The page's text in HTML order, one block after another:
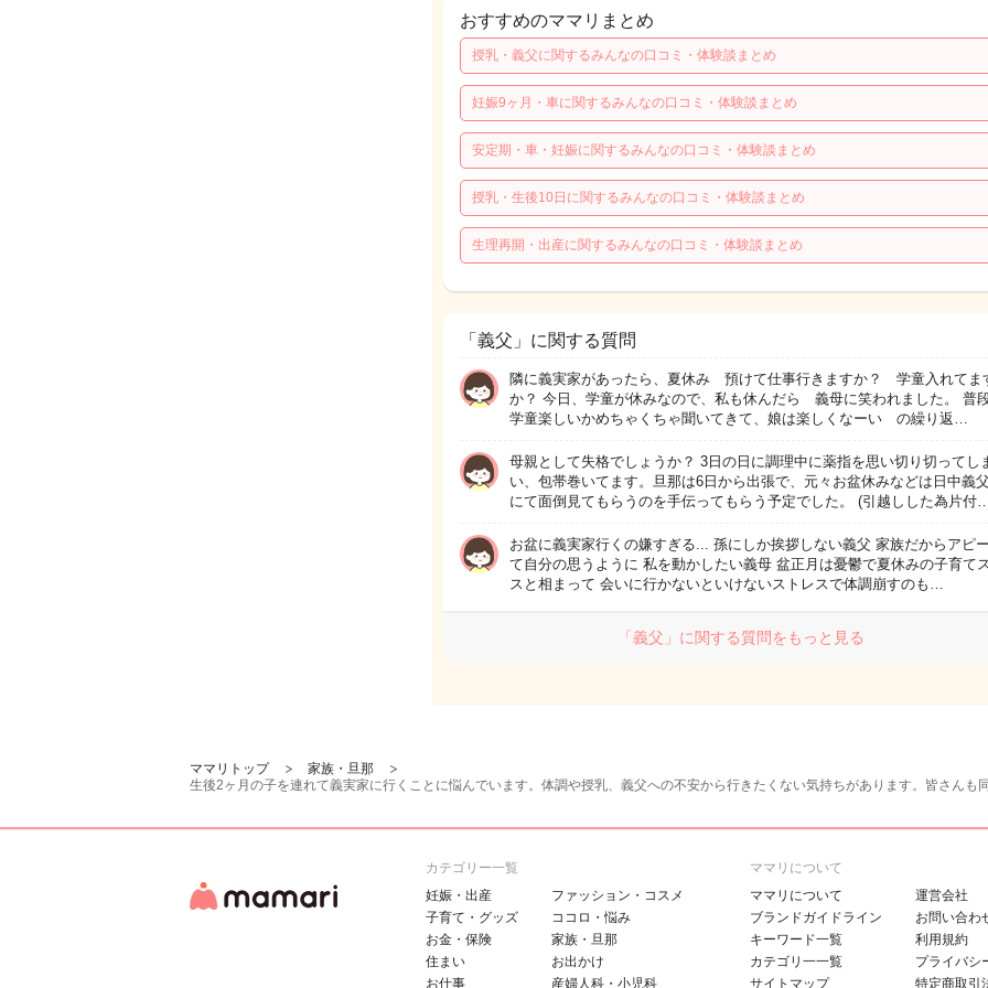
おすすめのママリまとめ
授乳・義父に関するみんなの口コミ・体験談まとめ
妊娠9ヶ月・車に関するみんなの口コミ・体験談まとめ
安定期・車・妊娠に関するみんなの口コミ・体験談まとめ
授乳・生後10日に関するみんなの口コミ・体験談まとめ
生理再開・出産に関するみんなの口コミ・体験談まとめ
「義父」に関する質問
隣に義実家があったら、夏休み 預けて仕事行きますか？ 学童入れてま
か？ 今日、学童が休みなので、私も休んだら 義母に笑われました。 普
学童楽しいかめちゃくちゃ聞いてきて、娘は楽しくなーい の繰り返…
母親として失格でしょうか？ 3日の日に調理中に薬指を思い切り切ってし
い、包帯巻いてます。旦那は6日から出張で、元々お盆休みなどは日中義
にて面倒見てもらうのを手伝ってもらう予定でした。 (引越しした為片付
お盆に義実家行くの嫌すぎる... 孫にしか挨拶しない義父 家族だからアピ
て自分の思うように 私を動かしたい義母 盆正月は憂鬱で夏休みの子育て
スと相まって 会いに行かないといけないストレスで体調崩すのも…
「義父」に関する質問をもっと見る
ママリトップ
家族・旦那
生後2ヶ月の子を連れて義実家に行くことに悩んでいます。体調や授乳、義父への不安から行きたくない気持ちがあります。皆さんも
カテゴリー一覧
妊娠・出産
子育て・グッズ
お金・保険
住まい
お仕事
ファッション・コスメ
ココロ・悩み
家族・旦那
お出かけ
産婦人科・小児科
ママリについて
ママリについて
ブランドガイドライン
キーワード一覧
カテゴリ一一覧
サイトマップ
運営会社
お問い合わ
利用規約
プライバシ
特定商取引